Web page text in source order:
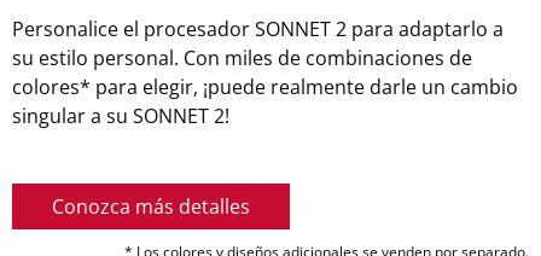
Personalice el procesador SONNET 2 para adaptarlo a
su estilo personal. Con miles de combinaciones de
colores* para elegir, ¡puede realmente darle un cambio
singular a su SONNET 2!
Conozca más detalles
* Los colores y diseños adicionales se venden por separado.